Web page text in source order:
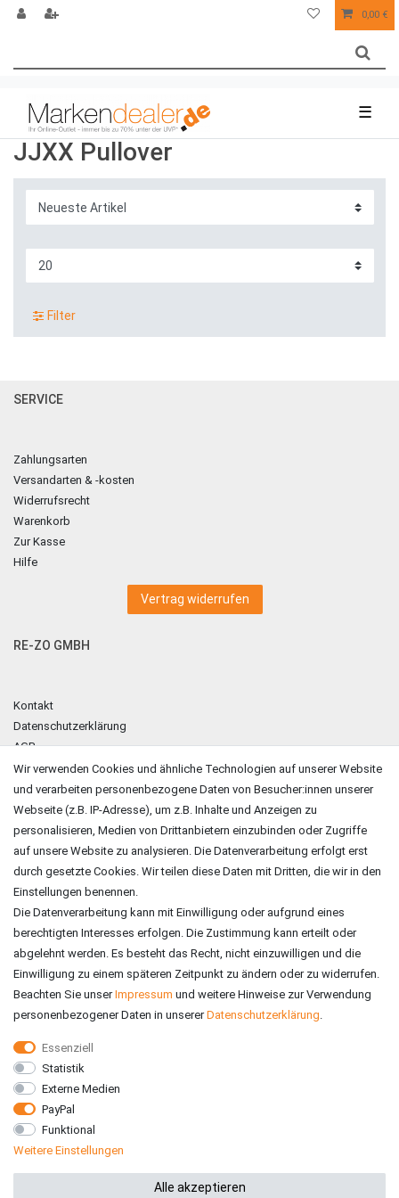
0,00 €
☰
JJXX Pullover
Filter
SERVICE
Zahlungsarten
Versandarten & -kosten
Widerrufsrecht
Warenkorb
Zur Kasse
Hilfe
Vertrag widerrufen
RE-ZO GMBH
Kontakt
Datenschutzerklärung
AGB
Impressum
ZAHLUNGSARTEN
VERSAND
Wir verwenden Cookies und ähnliche Technologien auf unserer Website
und verarbeiten personenbezogene Daten von Besucher:innen unserer
Webseite (z.B. IP-Adresse), um z.B. Inhalte und Anzeigen zu
personalisieren, Medien von Drittanbietern einzubinden oder Zugriffe
auf unsere Website zu analysieren. Die Datenverarbeitung erfolgt erst
durch gesetzte Cookies. Wir teilen diese Daten mit Dritten, die wir in den
Einstellungen benennen.
Die Datenverarbeitung kann mit Einwilligung oder aufgrund eines
berechtigten Interesses erfolgen. Die Zustimmung kann erteilt oder
abgelehnt werden. Es besteht das Recht, nicht einzuwilligen und die
Einwilligung zu einem späteren Zeitpunkt zu ändern oder zu widerrufen.
Beachten Sie unserImpressum und weitere Hinweise zur Verwendung
personenbezogener Daten in unsererDaten­schutz­erklärung.
Essenziell
Statistik
Externe Medien
PayPal
Funktional
Weitere Einstellungen
Alle akzeptieren